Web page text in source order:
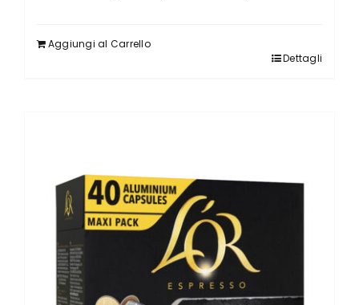
Aggiungi al Carrello
Dettagli